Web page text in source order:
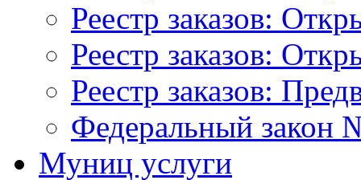
Реестр заказов:
Реестр заказов:
Реестр заказов:
Федеральный закон
Муниц услуги